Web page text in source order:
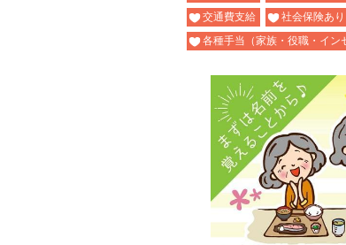
交通費支給
社会保険あり
各種手当（家族・役職・イン